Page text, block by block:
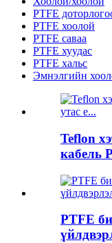
PTFE
PTFE хоолой
PTFE саваа
PTFE хуудас
PTFE хальс
Эмнэлгийн
Teflon
кабель
PTFE